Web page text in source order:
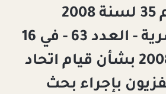
والإحصاء رقم 35 لسنة 2008
الوقائع المصرية - العدد 63 - في 16
مارس سنة 2008 بشأن قيام اتحاد
بإجراء بحث